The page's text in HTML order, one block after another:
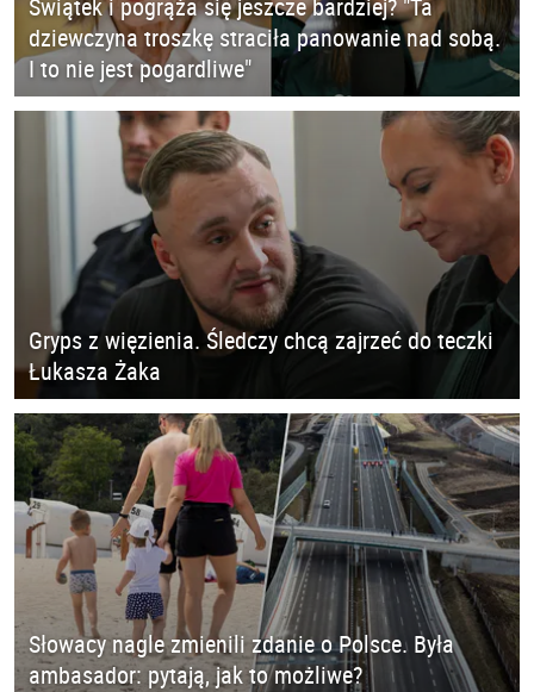
Świątek i pogrąża się jeszcze bardziej? "Ta
dziewczyna troszkę straciła panowanie nad sobą.
I to nie jest pogardliwe"
Gryps z więzienia. Śledczy chcą zajrzeć do teczki
Łukasza Żaka
Słowacy nagle zmienili zdanie o Polsce. Była
ambasador: pytają, jak to możliwe?